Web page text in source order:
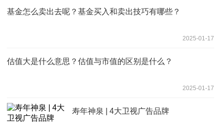
基金怎么卖出去呢？基金买入和卖出技巧有哪些？
2025-01-17
估值大是什么意思？估值与市值的区别是什么？
2025-01-17
寿年神泉 | 4大卫视广告品牌